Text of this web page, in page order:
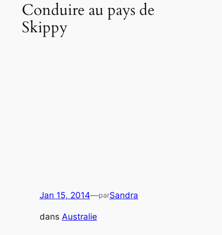
Conduire au pays de
Skippy
Jan 15, 2014—parSandra
dans Australie